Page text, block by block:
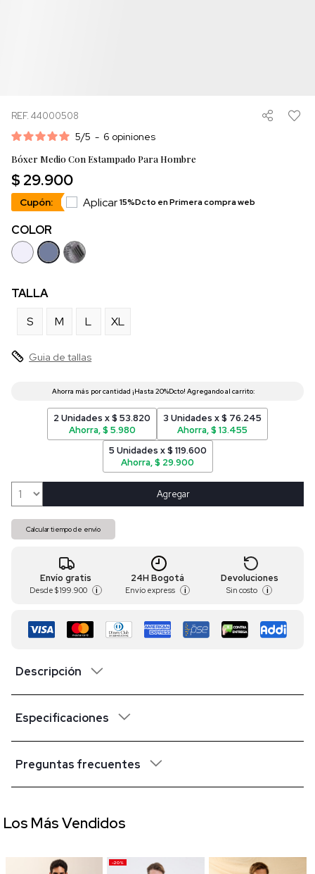
REF. 44000508
5/5 - 6 opiniones
Bóxer Medio Con Estampado Para Hombre
$ 29.900
Cupón: Aplicar15%Dcto en Primera compra web
COLOR
TALLA
S
M L XL
Guia de tallas
2 Unidades x $ 53.820
Ahorra, $ 5.980
3 Unidades x $ 76.245
Ahorra, $ 13.455
5 Unidades x $ 119.600
Ahorra, $ 29.900
Agregar
Calcular tiempo de envío
Envío gratis
Desde $ 199.900 i
24H Bogotá
Envío express i
Devoluciones
Sin costo i
Descripción
Especificaciones
Preguntas frecuentes
-20%
Los Más Vendidos